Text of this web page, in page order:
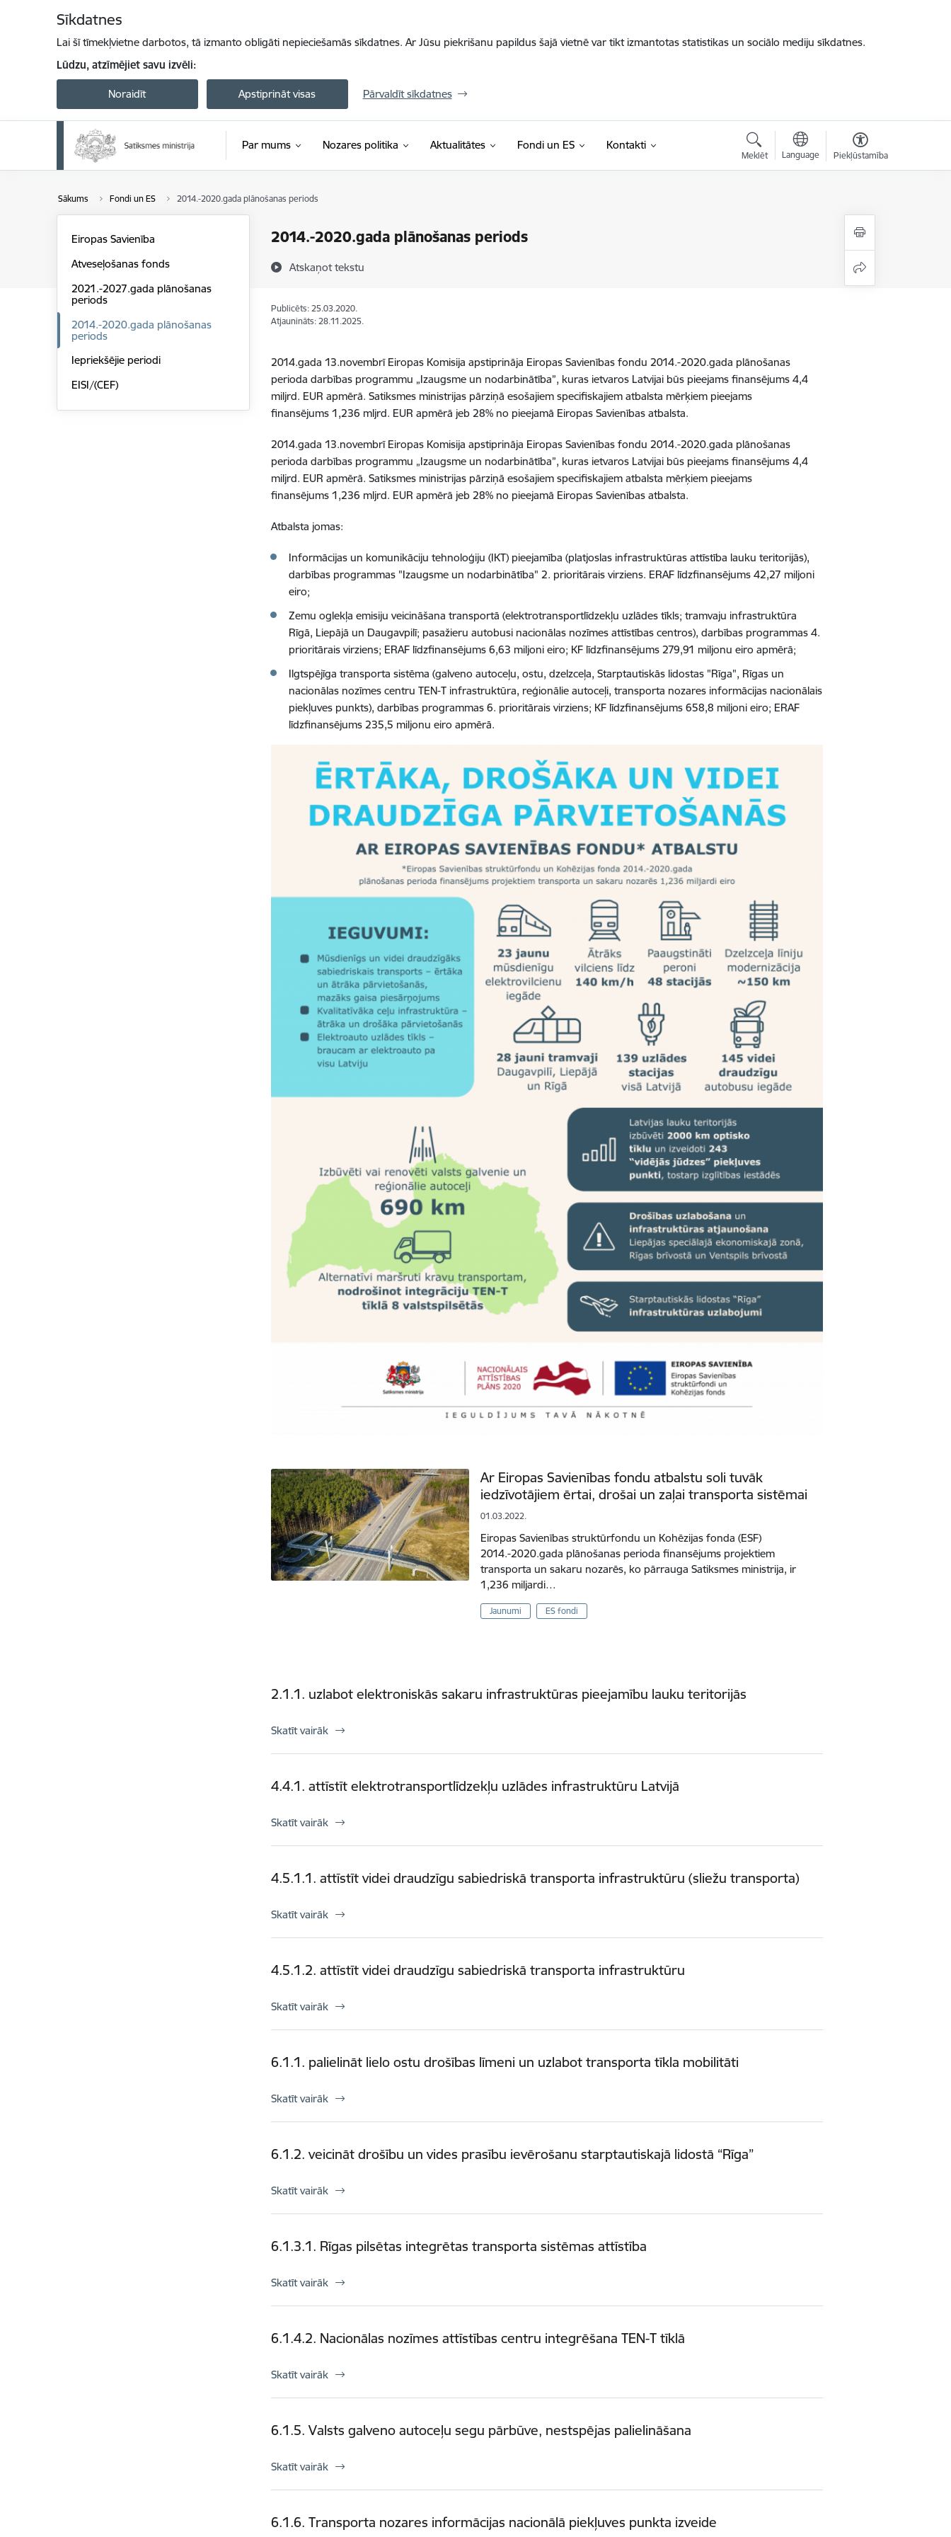
Sīkdatnes
Lai šī tīmekļvietne darbotos, tā izmanto obligāti nepieciešamās sīkdatnes. Ar Jūsu piekrišanu papildus šajā vietnē var tikt izmantotas statistikas un sociālo mediju sīkdatnes.
Lūdzu, atzīmējiet savu izvēli:
Noraidīt Apstiprināt visas Pārvaldīt sīkdatnes
Par mums Nozares politika Aktualitātes Fondi un ES Kontakti
Meklēt Language Piekļūstamība
Sākums Fondi un ES 2014.-2020.gada plānošanas periods
2014.-2020.gada plānošanas periods
Atskaņot tekstu
Eiropas Savienība
Atveseļošanas fonds
2021.-2027.gada plānošanas
periods
2014.-2020.gada plānošanas
periods
Iepriekšējie periodi
EISI/(CEF)
Publicēts: 25.03.2020.
Atjaunināts: 28.11.2025.
2014.gada 13.novembrī Eiropas Komisija apstiprināja Eiropas Savienības fondu 2014.-2020.gada plānošanas
perioda darbības programmu „Izaugsme un nodarbinātība”, kuras ietvaros Latvijai būs pieejams finansējums 4,4
miljrd. EUR apmērā. Satiksmes ministrijas pārziņā esošajiem specifiskajiem atbalsta mērķiem pieejams
finansējums 1,236 mljrd. EUR apmērā jeb 28% no pieejamā Eiropas Savienības atbalsta.
2014.gada 13.novembrī Eiropas Komisija apstiprināja Eiropas Savienības fondu 2014.-2020.gada plānošanas
perioda darbības programmu „Izaugsme un nodarbinātība”, kuras ietvaros Latvijai būs pieejams finansējums 4,4
miljrd. EUR apmērā. Satiksmes ministrijas pārziņā esošajiem specifiskajiem atbalsta mērķiem pieejams
finansējums 1,236 mljrd. EUR apmērā jeb 28% no pieejamā Eiropas Savienības atbalsta.
Atbalsta jomas:
Informācijas un komunikāciju tehnoloģiju (IKT) pieejamība (platjoslas infrastruktūras attīstība lauku teritorijās),
darbības programmas "Izaugsme un nodarbinātība" 2. prioritārais virziens. ERAF līdzfinansējums 42,27 miljoni
eiro;
Zemu oglekļa emisiju veicināšana transportā (elektrotransportlīdzekļu uzlādes tīkls; tramvaju infrastruktūra
Rīgā, Liepājā un Daugavpilī; pasažieru autobusi nacionālas nozīmes attīstības centros), darbības programmas 4.
prioritārais virziens; ERAF līdzfinansējums 6,63 miljoni eiro; KF līdzfinansējums 279,91 miljonu eiro apmērā;
Ilgtspējīga transporta sistēma (galveno autoceļu, ostu, dzelzceļa, Starptautiskās lidostas "Rīga", Rīgas un
nacionālas nozīmes centru TEN-T infrastruktūra, reģionālie autoceļi, transporta nozares informācijas nacionālais
piekļuves punkts), darbības programmas 6. prioritārais virziens; KF līdzfinansējums 658,8 miljoni eiro; ERAF
līdzfinansējums 235,5 miljonu eiro apmērā.
Ar Eiropas Savienības fondu atbalstu soli tuvāk
iedzīvotājiem ērtai, drošai un zaļai transporta sistēmai
01.03.2022.
Eiropas Savienības struktūrfondu un Kohēzijas fonda (ESF)
2014.-2020.gada plānošanas perioda finansējums projektiem
transporta un sakaru nozarēs, ko pārrauga Satiksmes ministrija, ir
1,236 miljardi…
Jaunumi ES fondi
2.1.1. uzlabot elektroniskās sakaru infrastruktūras pieejamību lauku teritorijās
Skatīt vairāk
4.4.1. attīstīt elektrotransportlīdzekļu uzlādes infrastruktūru Latvijā
Skatīt vairāk
4.5.1.1. attīstīt videi draudzīgu sabiedriskā transporta infrastruktūru (sliežu transporta)
Skatīt vairāk
4.5.1.2. attīstīt videi draudzīgu sabiedriskā transporta infrastruktūru
Skatīt vairāk
6.1.1. palielināt lielo ostu drošības līmeni un uzlabot transporta tīkla mobilitāti
Skatīt vairāk
6.1.2. veicināt drošību un vides prasību ievērošanu starptautiskajā lidostā “Rīga”
Skatīt vairāk
6.1.3.1. Rīgas pilsētas integrētas transporta sistēmas attīstība
Skatīt vairāk
6.1.4.2. Nacionālas nozīmes attīstības centru integrēšana TEN-T tīklā
Skatīt vairāk
6.1.5. Valsts galveno autoceļu segu pārbūve, nestspējas palielināšana
Skatīt vairāk
6.1.6. Transporta nozares informācijas nacionālā piekļuves punkta izveide